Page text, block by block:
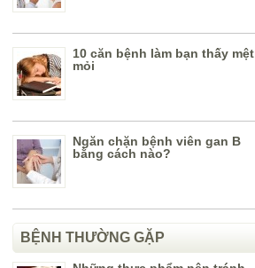
10 căn bệnh làm bạn thấy mệt
mỏi
Ngăn chặn bệnh viên gan B
bằng cách nào?
BỆNH THƯỜNG GẶP